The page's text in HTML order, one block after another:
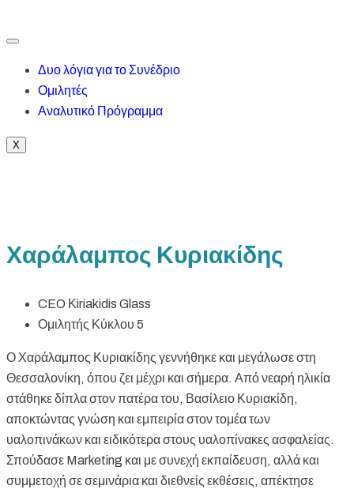
Δυο λόγια για το Συνέδριο
Ομιλητές
Αναλυτικό Πρόγραμμα
X
Χαράλαμπος Κυριακίδης
CEO Κiriakidis Glass
Ομιλητής Κύκλου 5
Ο Χαράλαμπος Κυριακίδης γεννήθηκε και μεγάλωσε στη
Θεσσαλονίκη, όπου ζει μέχρι και σήμερα. Από νεαρή ηλικία
στάθηκε δίπλα στον πατέρα του, Βασίλειο Κυριακίδη,
αποκτώντας γνώση και εμπειρία στον τομέα των
υαλοπινάκων και ειδικότερα στους υαλοπίνακες ασφαλείας.
Σπούδασε Marketing και με συνεχή εκπαίδευση, αλλά και
συμμετοχή σε σεμινάρια και διεθνείς εκθέσεις, απέκτησε